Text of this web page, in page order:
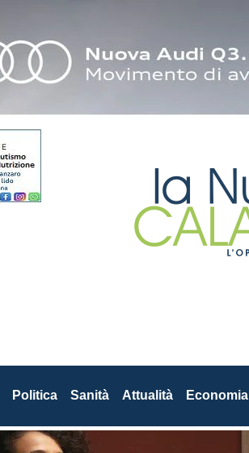
Politica Sanità Attualità Economia